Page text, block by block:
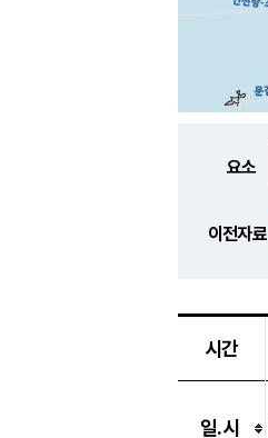
요소
이전자료
시간
일.시